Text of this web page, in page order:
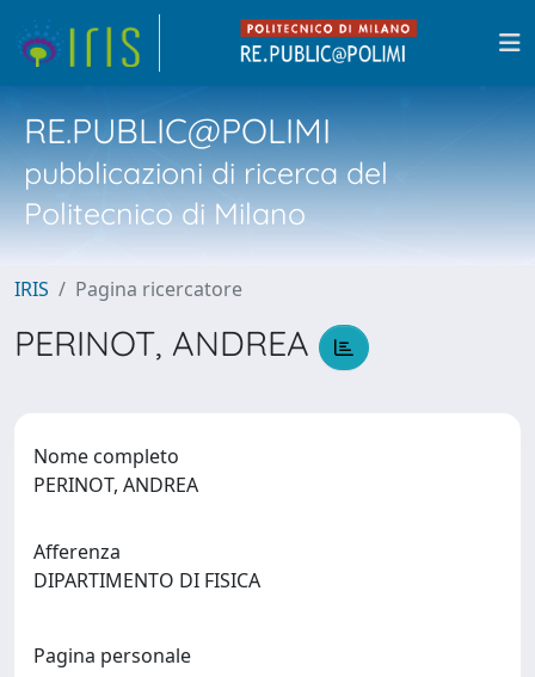
RE.PUBLIC@POLIMI
pubblicazioni di ricerca del
Politecnico di Milano
IRIS Pagina ricercatore
PERINOT, ANDREA
Nome completo
PERINOT, ANDREA
Afferenza
DIPARTIMENTO DI FISICA
Pagina personale